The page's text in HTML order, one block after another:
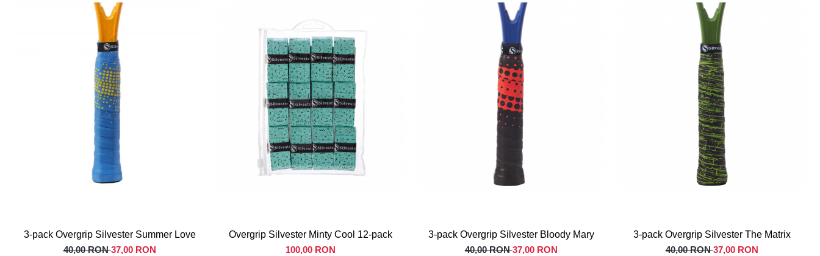
3-pack Overgrip Silvester Summer Love
40,00 RON37,00 RON
Overgrip Silvester Minty Cool 12-pack
100,00 RON
3-pack Overgrip Silvester Bloody Mary
40,00 RON37,00 RON
3-pack Overgrip Silvester The Matrix
40,00 RON37,00 RON